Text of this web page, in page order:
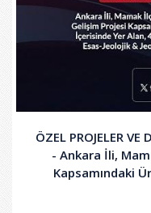
ÖZEL PROJELER
- Ankara İli,
Kapsamındaki
İçerisinde Yer
Planına Esas